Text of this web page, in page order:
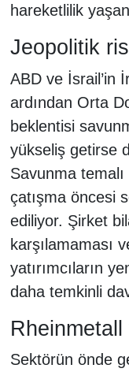
hareketlilik
Jeopolitik
ABD ve İsrail’in
ardından Orta
beklentisi
yükseliş getirse
Savunma temalı
çatışma öncesi
ediliyor. Şirket
karşılamaması
yatırımcıların
daha temkinli
Rheinmetall
Sektörün önde